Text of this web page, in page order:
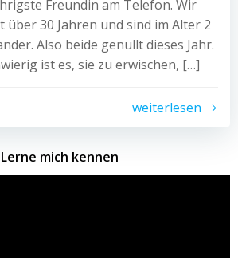
Freundin am Telefon. Wir
über 30 Jahren und sind im Alter 2
Also beide genullt dieses Jahr.
ist es, sie zu erwischen, […]
weiterlesen
Lerne mich kennen